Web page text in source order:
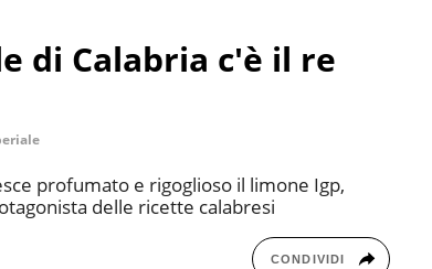
di Calabria c'è il re
profumato e rigoglioso il limone Igp,
delle ricette calabresi
CONDIVIDI